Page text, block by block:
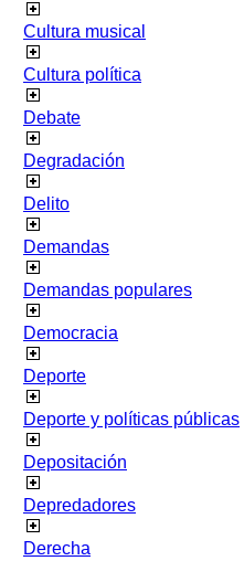
Cultura musical
Cultura política
Debate
Degradación
Delito
Demandas
Demandas populares
Democracia
Deporte
Deporte y políticas públicas
Depositación
Depredadores
Derecha